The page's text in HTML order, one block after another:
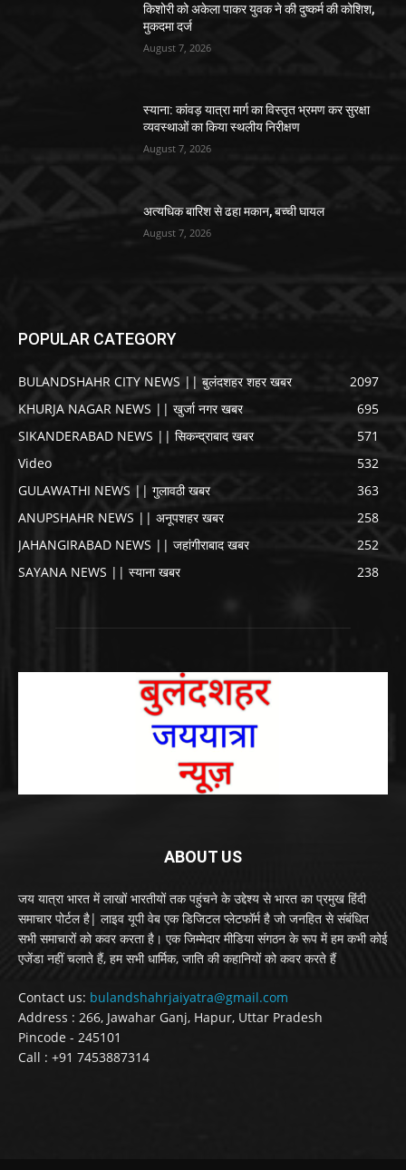
किशोरी को अकेला पाकर युवक ने की दुष्कर्म की कोशिश,
मुकदमा दर्ज
August 7, 2026
स्याना: कांवड़ यात्रा मार्ग का विस्तृत भ्रमण कर सुरक्षा
व्यवस्थाओं का किया स्थलीय निरीक्षण
August 7, 2026
अत्यधिक बारिश से ढहा मकान, बच्ची घायल
August 7, 2026
POPULAR CATEGORY
BULANDSHAHR CITY NEWS || बुलंदशहर शहर खबर
2097
KHURJA NAGAR NEWS || खुर्जा नगर खबर
695
SIKANDERABAD NEWS || सिकन्द्राबाद खबर
571
Video
532
GULAWATHI NEWS || गुलावठी खबर
363
ANUPSHAHR NEWS || अनूपशहर खबर
258
JAHANGIRABAD NEWS || जहांगीराबाद खबर
252
SAYANA NEWS || स्याना खबर
238
ABOUT US
जय यात्रा भारत में लाखों भारतीयों तक पहुंचने के उद्देश्य से भारत का प्रमुख हिंदी
समाचार पोर्टल है| लाइव यूपी वेब एक डिजिटल प्लेटफॉर्म है जो जनहित से संबंधित
सभी समाचारों को कवर करता है। एक जिम्मेदार मीडिया संगठन के रूप में हम कभी कोई
एजेंडा नहीं चलाते हैं, हम सभी धार्मिक, जाति की कहानियों को कवर करते हैं
Contact us: bulandshahrjaiyatra@gmail.com
Address : 266, Jawahar Ganj, Hapur, Uttar Pradesh
Pincode - 245101
Call : +91 7453887314